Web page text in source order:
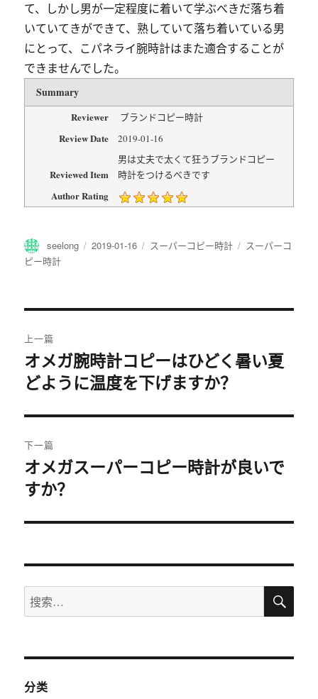
て、しかし男が一定程度に着いて学ぶべきだ落ち着
いていてきができて、熟していて落ち着いている男
にとって、こパネライ腕時計はまた適合することが
できませんでした。
Summary
Reviewer ブランドコピー時計
Review Date 2019-01-16
Reviewed Item
男は丈夫で太くて狂うブランドコピー
時計をつけるべきです
Author Rating
作
者
seelong
发
2019-01-16
分
スーパーコピー時計
标
スーパーコ
ピー時計
章
导
航
上一篇
上
篇
章：
オメガ腕時計コピーはひどく暑い夏
どように温度を下げますか？
下一篇
下
篇
章：
オメガスーパーコピー時計が良いで
すか？
搜
索：
搜
分类